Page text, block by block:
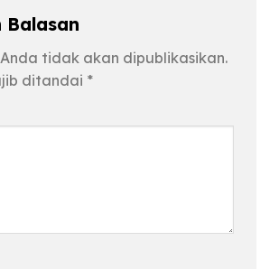
Balasan
tidak akan dipublikasikan.
ditandai *